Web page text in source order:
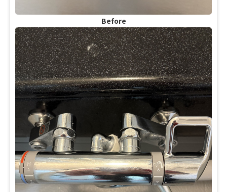
Before